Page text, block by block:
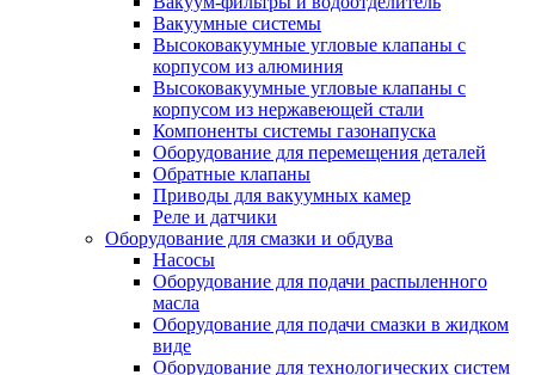
Вакуумные системы
Высоковакуумные угловые клапаны с
корпусом из алюминия
Высоковакуумные угловые клапаны с
корпусом из нержавеющей стали
Компоненты системы газонапуска
Оборудование для перемещения деталей
Обратные клапаны
Приводы для вакуумных камер
Реле и датчики
Оборудование для смазки и обдува
Насосы
Оборудование для подачи распыленного
масла
Оборудование для подачи смазки в жидком
виде
Оборудование для технологических систем